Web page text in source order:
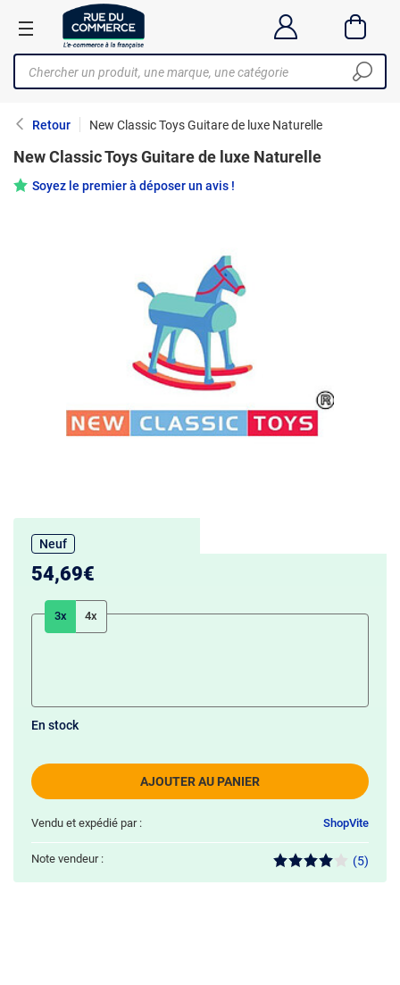
Retour New Classic Toys Guitare de luxe Naturelle
New Classic Toys Guitare de luxe Naturelle
Soyez le premier à déposer un avis !
Neuf
54,69€
3x 4x
AJOUTER AU PANIER
En stock
Vendu et expédié par : ShopVite
Note vendeur : (5)